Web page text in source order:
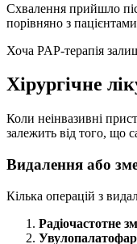
Схвалення прийшло
порівняно з
Хоча PAP-терапія
Хірургічне
Коли неінвазивні
залежить від того, що
Видалення або
Кілька операцій з
Радіочастотне